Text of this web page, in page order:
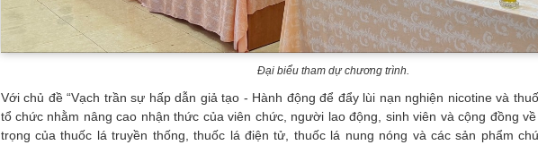
Đại biểu tham dự chương trình.
Với chủ đề “Vạch trần sự hấp dẫn giả tạo - Hành động để đẩy lùi nạn nghiện nicotine và
tổ chức nhằm nâng cao nhận thức của viên chức, người lao động, sinh viên và cộng đồng
trọng của thuốc lá truyền thống, thuốc lá điện tử, thuốc lá nung nóng và các sản phẩm